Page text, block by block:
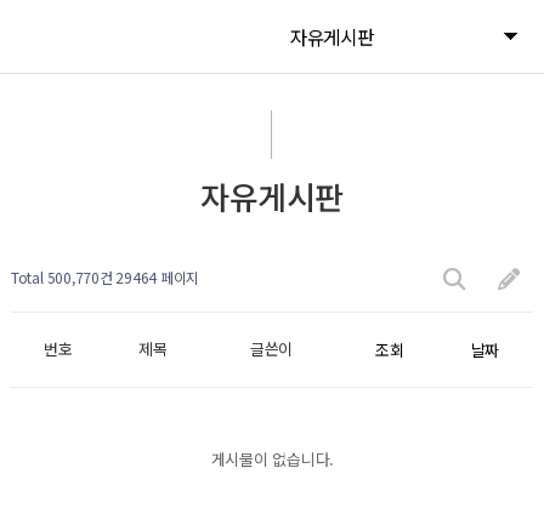
자유게시판
자유게시판
Total 500,770건 29464 페이지
번호 제목 글쓴이 조회 날짜
게시물이 없습니다.